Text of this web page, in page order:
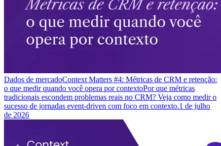
Dados de mercadoContext Matters #4: Métricas de CRM e retenção:
o que medir quando você opera por contextoPor que métricas
tradicionais escondem problemas reais no CRM? Veja como medir o
sucesso de jornadas event-driven com foco em contexto.1 de julho
de 2026